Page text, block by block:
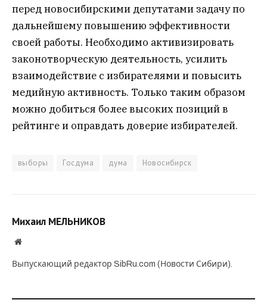
перед новосибирскими депутатами задачу по
дальнейшему повышению эффективности
своей работы. Необходимо активизировать
законотворческую деятельность, усилить
взаимодействие с избирателями и повысить
медийную активность. Только таким образом
можно добиться более высоких позиций в
рейтинге и оправдать доверие избирателей.
выборы Госдума дума Новосибирск
Михаил МЕЛЬНИКОВ
Website
Выпускающий редактор SibRu.com (Новости Сибири).